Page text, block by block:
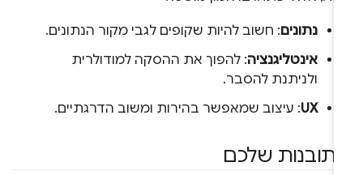
נתונים: חשוב להיות שקופים לגבי מקור הנתונים.
אינטליגנציה: להפוך את ההסקה למודולרית
ולניתנת להסבר.
UX : עיצוב שמאפשר בהירות ומשוב הדרגתיים.
שלכם